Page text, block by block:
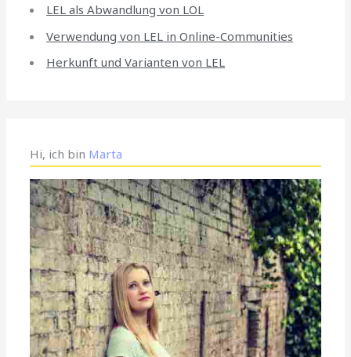
LEL als Abwandlung von LOL
Verwendung von LEL in Online-Communities
Herkunft und Varianten von LEL
Hi, ich bin Marta